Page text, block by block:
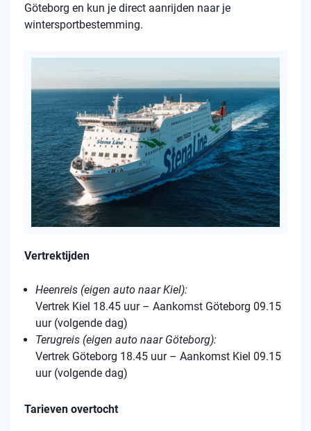
Göteborg en kun je direct aanrijden naar je
wintersportbestemming.
Vertrektijden
Heenreis (eigen auto naar Kiel):
Vertrek Kiel 18.45 uur – Aankomst Göteborg 09.15
uur (volgende dag)
Terugreis (eigen auto naar Göteborg):
Vertrek Göteborg 18.45 uur – Aankomst Kiel 09.15
uur (volgende dag)
Tarieven overtocht